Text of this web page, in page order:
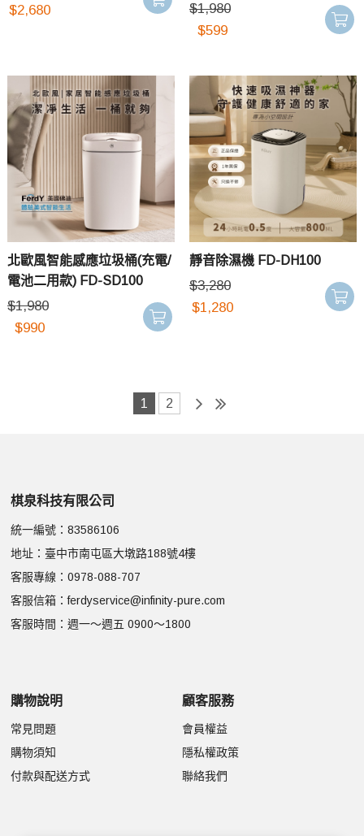
$2,680 $1,980
$599
北歐風智能感應垃圾桶(充電/
電池二用款) FD-SD100
$1,980
$990
靜音除濕機 FD-DH100
$3,280
$1,280
1 2
棋泉科技有限公司
統一編號：83586106
地址：臺中市南屯區大墩路188號4樓
客服專線：0978-088-707
客服信箱：ferdyservice@infinity-pure.com
客服時間：週一～週五 0900～1800
購物說明
常見問題
購物須知
付款與配送方式
顧客服務
會員權益
隱私權政策
聯絡我們